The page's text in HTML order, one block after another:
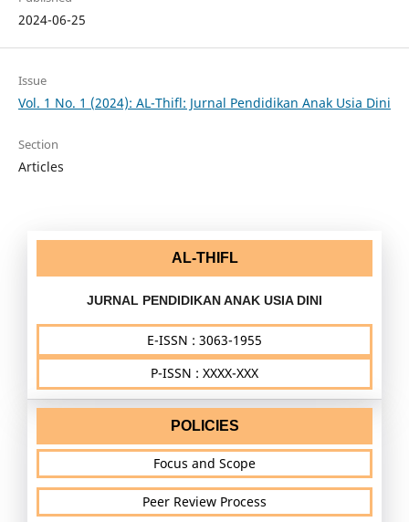
2024-06-25
Issue
Vol. 1 No. 1 (2024): AL-Thifl: Jurnal Pendidikan Anak Usia Dini
Section
Articles
AL-THIFL
JURNAL PENDIDIKAN ANAK USIA DINI
E-ISSN : 3063-1955
P-ISSN : XXXX-XXX
POLICIES
Focus and Scope
Peer Review Process